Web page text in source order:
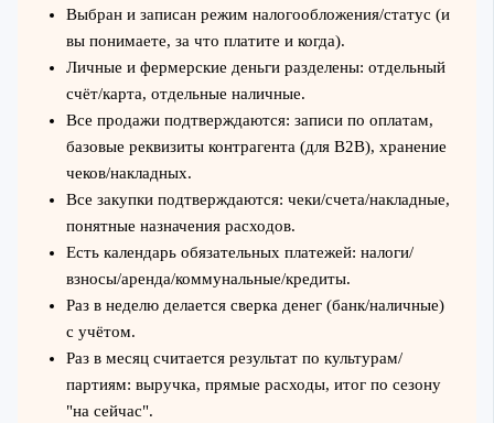
Выбран и записан режим налогообложения/статус (и
вы понимаете, за что платите и когда).
Личные и фермерские деньги разделены: отдельный
счёт/карта, отдельные наличные.
Все продажи подтверждаются: записи по оплатам,
базовые реквизиты контрагента (для B2B), хранение
чеков/накладных.
Все закупки подтверждаются: чеки/счета/накладные,
понятные назначения расходов.
Есть календарь обязательных платежей: налоги/
взносы/аренда/коммунальные/кредиты.
Раз в неделю делается сверка денег (банк/наличные)
с учётом.
Раз в месяц считается результат по культурам/
партиям: выручка, прямые расходы, итог по сезону
"на сейчас".